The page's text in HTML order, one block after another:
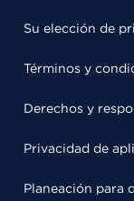
Su elección de
Términos y
Derechos y
Privacidad de
Planeación para